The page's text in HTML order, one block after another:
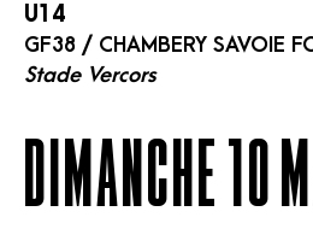
U14
GF38 / CHAMBERY SAVOIE
Stade Vercors
DIMANCHE 10